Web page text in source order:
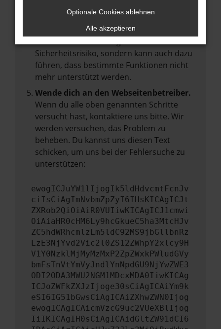
Betriebssystem auf dem neuesten Stand
Veraltete Software birgt nicht nur ein
Sicherheitsrisiko, sondern kann auch dazu
führen, dass bestimmte Funktionen nicht
mehr unterstützt werden.
Wende dich an den Webseitenbetreiber.
Wenn du alle oben genannten Schritte
versucht hast, kontaktiere uns bitte. Wir
werden versuchen, das Problem zu
beheben. Du kannst uns diesen Text
schicken, um uns bei der Fehlersuche zu
unterstützen:
ewogICJuYW1lIjogIk5ldHdvcmtFcnJv
ciIsCiAgImNvbmZpZyI6IHsKICAgICJt
ZXRob2QiOiAiR0VUIiwKICAgICJ1cmwi
OiAiaHR0cHM6Ly9hcGkueC5ha3MtcHJv
ZC5hdWRhcmlzLm5ldC92MS9jbGllbnRz
LzE3NjYvd2Vic2l0ZS12ZWhpY2xlcy9H
V1Y0NzklMjMyMzMxP2ZpZWxkPWludGVy
bmFsTnVtYmVyJndlYnNpdGU9NjYwZWE3
ODI2ODA3MWU2NGM1MDcxMDA0IiwKICAg
ICJoZWFkZXJzIjoge30sCiAgICAiYm9k
eSI6IG51bGwsCiAgICAiZXhwZWN0Ijog
ewogICAgICAicmVzcG9uc2VUeXBlIjog
IiIKICAgIH0sCiAgICAidGltZW91dCI6
Optionale Cookies ablehnen
Alle akzeptieren